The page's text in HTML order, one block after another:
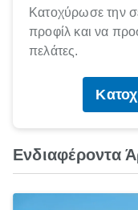
Κατοχύρωσε την
προφίλ και να
πελάτες.
Ενδιαφέροντα